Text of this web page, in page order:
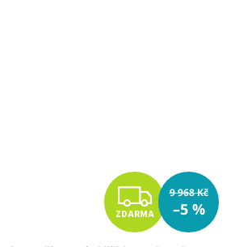
Z
D
ZDARMA
9 968 Kč
–5 %